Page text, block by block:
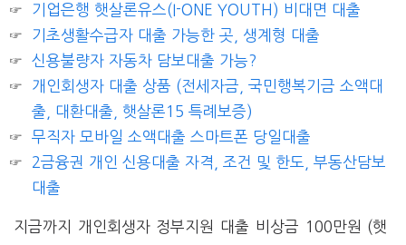
기업은행 햇살론유스(I-ONE YOUTH) 비대면 대출
기초생활수급자 대출 가능한 곳, 생계형 대출
신용불량자 자동차 담보대출 가능?
개인회생자 대출 상품 (전세자금, 국민행복기금 소액대
출, 대환대출, 햇살론15 특례보증)
무직자 모바일 소액대출 스마트폰 당일대출
2금융권 개인 신용대출 자격, 조건 및 한도, 부동산담보
대출
지금까지 개인회생자 정부지원 대출 비상금 100만원 (햇